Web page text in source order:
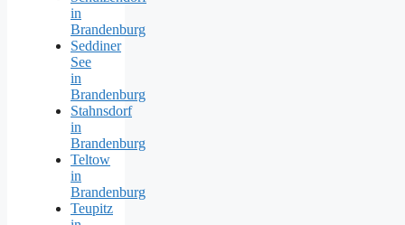
in
Brandenburg
Seddiner
See
in
Brandenburg
Stahnsdorf
in
Brandenburg
Teltow
in
Brandenburg
Teupitz